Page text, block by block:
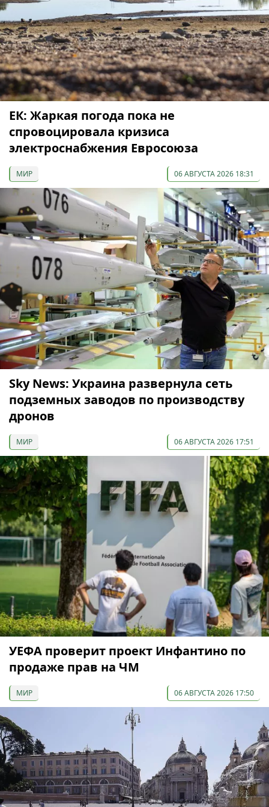
ЕК: Жаркая погода пока не
спровоцировала кризиса
электроснабжения Евросоюза
МИР 06 АВГУСТА 2026 18:31
Sky News: Украина развернула сеть
подземных заводов по производству
дронов
МИР 06 АВГУСТА 2026 17:51
УЕФА проверит проект Инфантино по
продаже прав на ЧМ
МИР 06 АВГУСТА 2026 17:50